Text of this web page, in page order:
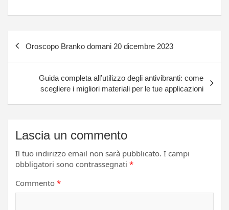
Oroscopo Branko domani 20 dicembre 2023
Guida completa all’utilizzo degli antivibranti: come
scegliere i migliori materiali per le tue applicazioni
Lascia un commento
Il tuo indirizzo email non sarà pubblicato. I campi
obbligatori sono contrassegnati *
Commento *